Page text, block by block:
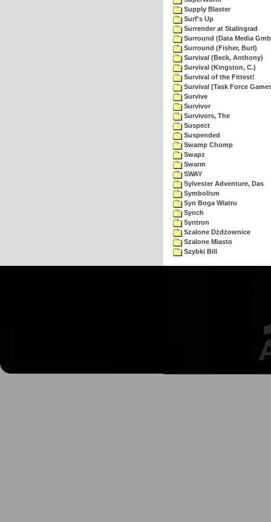
Supply Blaster
Surf's Up
Surrender at Stalingrad
Surround (Data Media
Surround (Fisher, Burl)
Survival (Beck, Anthony)
Survival (Kingston, C.)
Survival of the Fittest!
Survival (Task Force
Survive
Survivor
Survivors, The
Suspect
Suspended
Swamp Chomp
Swapz
Swarm
SWAY
Sylvester Adventure, Das
Symbolism
Syn Boga Wiatru
Synch
Syntron
Szalone Dżdżownice
Szalone Miasto
Szybki Bill